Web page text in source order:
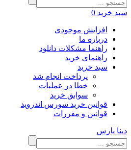
سبد خرید 0
افزایش موجودی
درباره ما
راهنما مشکلات دانلود
راهنمای خرید
سبد خرید
پرداخت انجام شد
خطا در عملیات
سوابق خرید
قوانین خرید سورس اندروید
قوانین و مقررات
دینا پارس